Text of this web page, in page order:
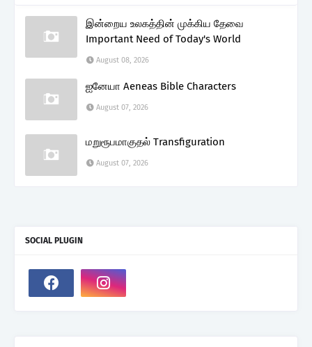
இன்றைய உலகத்தின் முக்கிய தேவை
Important Need of Today's World
August 08, 2026
ஐனேயா Aeneas Bible Characters
August 07, 2026
மறுரூபமாகுதல் Transfiguration
August 07, 2026
SOCIAL PLUGIN